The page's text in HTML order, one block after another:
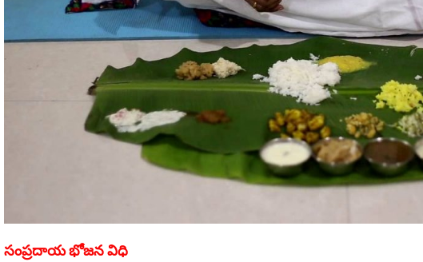
సంప్రదాయ భోజన విధి